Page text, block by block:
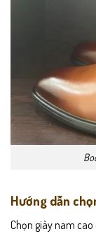
Hướng dẫn
Chọn giày nam